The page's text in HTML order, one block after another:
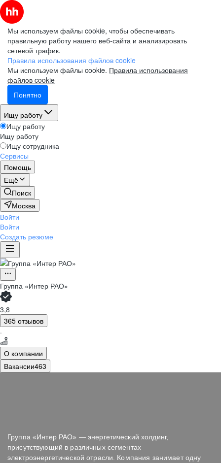
Мы используем файлы cookie, чтобы обеспечивать
правильную работу нашего веб-сайта и анализировать
сетевой трафик.
Правила использования файлов cookie
Мы используем файлы cookie. Правила использования
файлов cookie
Понятно
Ищу работу
Ищу работу
Ищу работу
Ищу сотрудника
Сервисы
Помощь
Ещё
Поиск
Москва
Войти
Войти
Создать резюме
Группа «Интер РАО»
3,8
365 отзывов
·
О компании
Вакансии463
Группа «Интер РАО» — энергетический холдинг,
присутствующий в различных сегментах
электроэнергетической отрасли. Компания занимает одну